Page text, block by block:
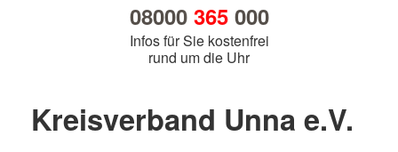
08000 365000
Infos für Sie kostenfrei
rund um die Uhr
Kreisverband Unna e.V.